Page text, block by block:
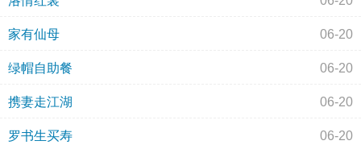
家有仙母 06-20
绿帽自助餐 06-20
携妻走江湖 06-20
罗书生买寿 06-20